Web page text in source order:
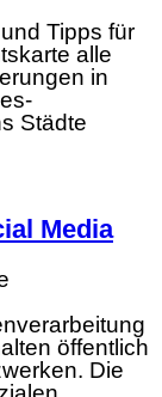
Tipps für
alle
in
Städte
Media
öffentlich
Die